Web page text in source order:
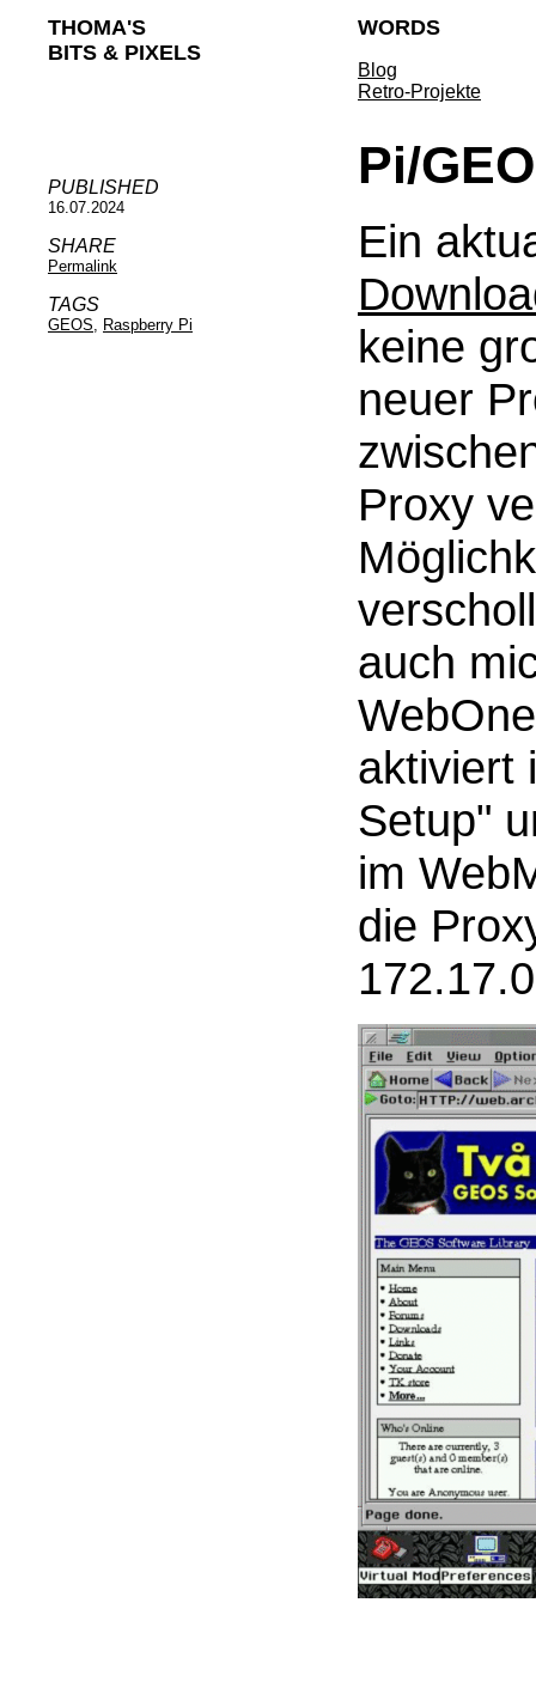
THOMA'S
BITS & PIXELS
WORDS
Blog
Retro-Projekte
PUBLISHED
16.07.2024
SHARE
Permalink
TAGS
GEOS, Raspberry Pi
Pi/
Ein
keine
neuer
Proxy
auch
aktiviert
Setup"
im
die